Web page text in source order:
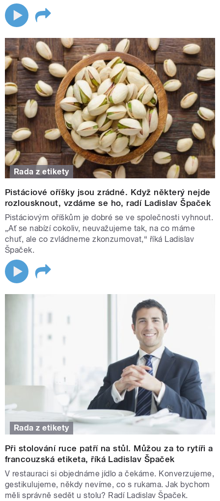
Rada z etikety
Pistáciové oříšky jsou zrádné. Když některý nejde
rozlousknout, vzdáme se ho, radí Ladislav Špaček
Pistáciovým oříškům je dobré se ve společnosti vyhnout.
„Ať se nabízí cokoliv, neuvažujeme tak, na co máme
chuť, ale co zvládneme zkonzumovat,“ říká Ladislav
Špaček.
Rada z etikety
Při stolování ruce patří na stůl. Můžou za to rytíři a
francouzská etiketa, říká Ladislav Špaček
V restauraci si objednáme jídlo a čekáme. Konverzujeme,
gestikulujeme, někdy nevíme, co s rukama. Jak bychom
měli správně sedět u stolu? Radí Ladislav Špaček.